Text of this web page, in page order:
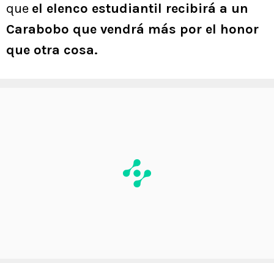
que el elenco estudiantil recibirá a un
Carabobo que vendrá más por el honor
que otra cosa.